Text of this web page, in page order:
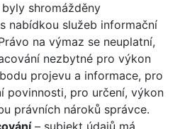
shromážděny
nabídkou služeb informační
na výmaz se neuplatní,
nezbytné pro výkon
projevu a informace, pro
povinnosti, pro určení, výkon
právních nároků správce.
– subjekt údajů má